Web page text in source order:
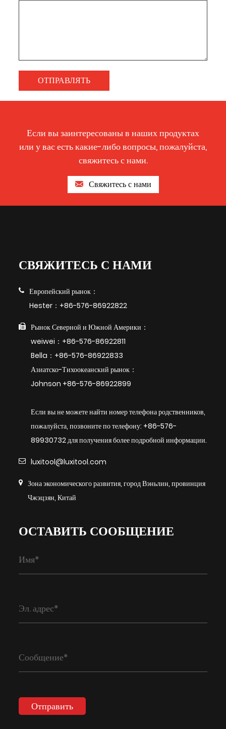
Если вы заинтересованы в наших продуктах
или у вас есть какие-либо вопросы, пожалуйста,
свяжитесь с нами.
Свяжитесь с нами
СВЯЖИТЕСЬ С НАМИ
Европейский рынок：
Hester：+86-576-86922822
Рынок Северной и Южной Америки：
weiwei：+86-576-86922811
Bella：+86-576-86922833
Азиатско-Тихоокеанский рынок：
Johnson +86-576-86922899
Если вы не можете найти номер телефона родственников,
пожалуйста, позвоните по телефону: +86-576-
89930732 для получения более подробной информации.
luxitool@luxitool.com
Зона экономического развития, город Вэньлин, провинция
Чжэцзян, Китай
ОСТАВИТЬ СООБЩЕНИЕ
Отправить